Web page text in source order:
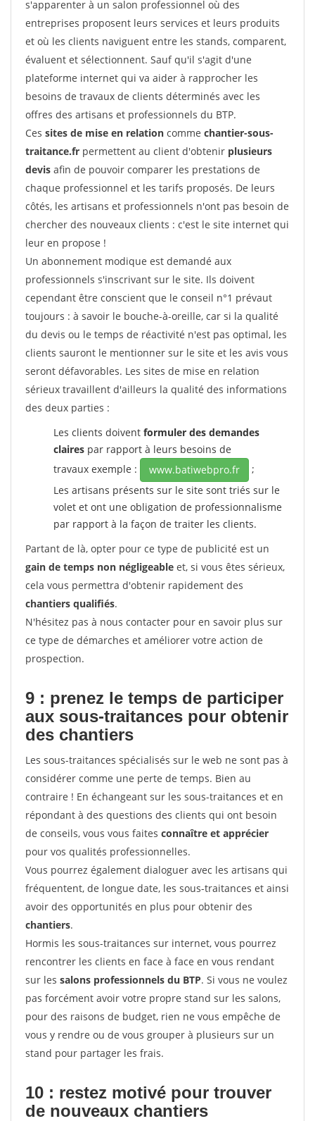
s'apparenter à un salon professionnel où des
entreprises proposent leurs services et leurs produits
et où les clients naviguent entre les stands, comparent,
évaluent et sélectionnent. Sauf qu'il s'agit d'une
plateforme internet qui va aider à rapprocher les
besoins de travaux de clients déterminés avec les
offres des artisans et professionnels du BTP.
Ces sites de mise en relation comme chantier-sous-
traitance.fr permettent au client d'obtenir plusieurs
devis afin de pouvoir comparer les prestations de
chaque professionnel et les tarifs proposés. De leurs
côtés, les artisans et professionnels n'ont pas besoin de
chercher des nouveaux clients : c'est le site internet qui
leur en propose !
Un abonnement modique est demandé aux
professionnels s'inscrivant sur le site. Ils doivent
cependant être conscient que le conseil n°1 prévaut
toujours : à savoir le bouche-à-oreille, car si la qualité
du devis ou le temps de réactivité n'est pas optimal, les
clients sauront le mentionner sur le site et les avis vous
seront défavorables. Les sites de mise en relation
sérieux travaillent d'ailleurs la qualité des informations
des deux parties :
Les clients doivent formuler des demandes
claires par rapport à leurs besoins de
travaux exemple :
www.batiwebpro.fr
;
Les artisans présents sur le site sont triés sur le
volet et ont une obligation de professionnalisme
par rapport à la façon de traiter les clients.
Partant de là, opter pour ce type de publicité est un
gain de temps non négligeable et, si vous êtes sérieux,
cela vous permettra d'obtenir rapidement des
chantiers qualifiés.
N'hésitez pas à nous contacter pour en savoir plus sur
ce type de démarches et améliorer votre action de
prospection.
9 : prenez le temps de participer
aux sous-traitances pour obtenir
des chantiers
Les sous-traitances spécialisés sur le web ne sont pas à
considérer comme une perte de temps. Bien au
contraire ! En échangeant sur les sous-traitances et en
répondant à des questions des clients qui ont besoin
de conseils, vous vous faites connaître et apprécier
pour vos qualités professionnelles.
Vous pourrez également dialoguer avec les artisans qui
fréquentent, de longue date, les sous-traitances et ainsi
avoir des opportunités en plus pour obtenir des
chantiers.
Hormis les sous-traitances sur internet, vous pourrez
rencontrer les clients en face à face en vous rendant
sur les salons professionnels du BTP. Si vous ne voulez
pas forcément avoir votre propre stand sur les salons,
pour des raisons de budget, rien ne vous empêche de
vous y rendre ou de vous grouper à plusieurs sur un
stand pour partager les frais.
10 : restez motivé pour trouver
de nouveaux chantiers